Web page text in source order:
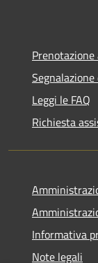
Leggi le FAQ
Richiesta
Informativa
Note legali